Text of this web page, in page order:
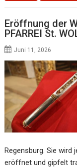
Eröffnung der
PFARREI St.
Juni 11, 2026
Regensburg. Sie wird
eröffnet und gipfelt